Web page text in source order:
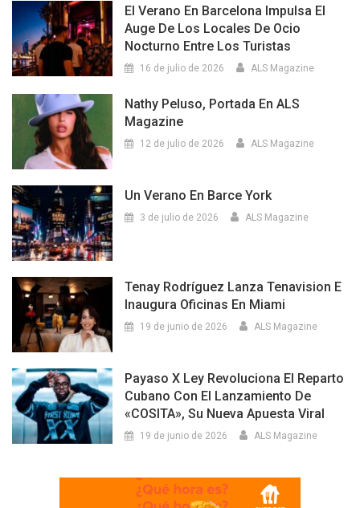
El Verano En Barcelona Impulsa El
Auge De Los Locales De Ocio
Nocturno Entre Los Turistas
16 de julio de 2026 ALS Magazine
Nathy Peluso, Portada En ALS
Magazine
12 de julio de 2026 ALS Magazine
Un Verano En Barce York
3 de julio de 2026 ALS Magazine
Tenay Rodríguez Lanza Tenavision E
Inaugura Oficinas En Miami
19 de junio de 2026 ALS Magazine
Payaso X Ley Revoluciona El Reparto
Cubano Con El Lanzamiento De
«COSITA», Su Nueva Apuesta Viral
19 de junio de 2026 ALS Magazine